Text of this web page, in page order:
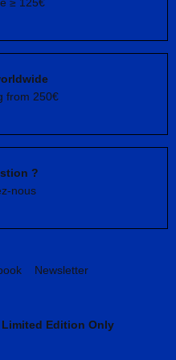
from 250€
?
nous
Newsletter
Limited Edition Only